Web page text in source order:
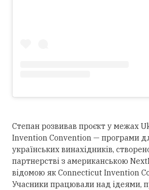
Степан розвивав проєкт у межах
Invention Convention — програми
українських винахідників,
партнерстві з американською
відомою як Connecticut Invention
Учасники працювали над ідеями,